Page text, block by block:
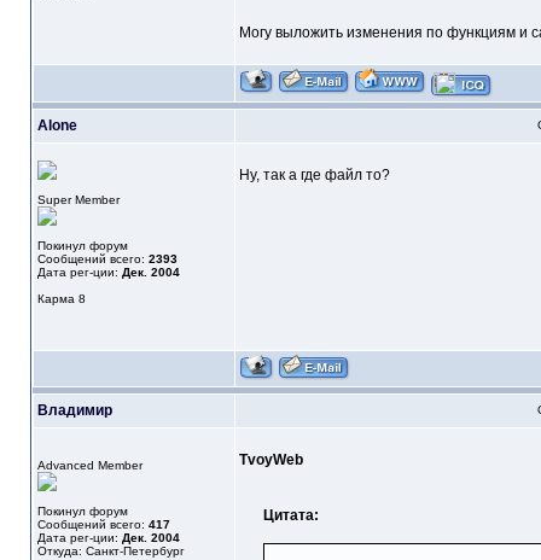
Могу выложить изменения по функциям и
Alone
Super Member
Покинул форум
Сообщений всего: 2393
Дата рег-ции: Дек. 2004
Карма 8
Ну, так а где файл то?
Владимир
Advanced Member
Покинул форум
Сообщений всего: 417
Дата рег-ции: Дек. 2004
Откуда: Санкт-Петербург
TvoyWeb
Цитата: